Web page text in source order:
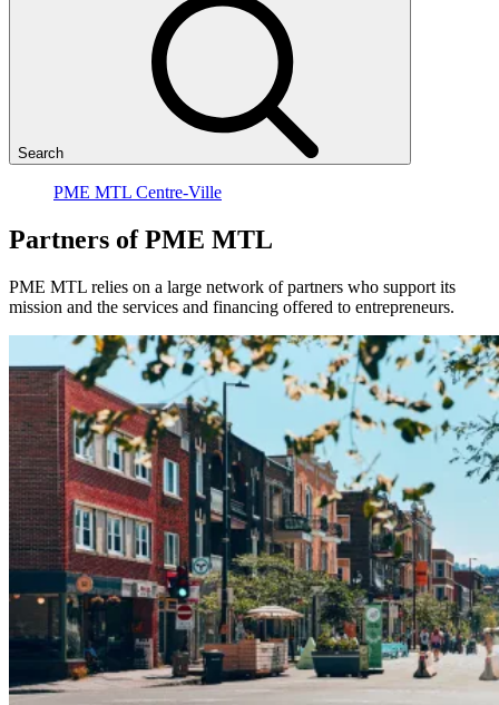
Search
PME MTL Centre-Ville
Partners of PME MTL
PME MTL relies on a large network of partners who support its
mission and the services and financing offered to entrepreneurs.